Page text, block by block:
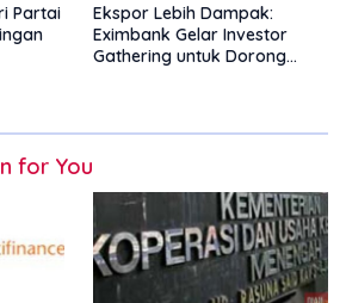
Partai
Ekspor Lebih Dampak:
Eximbank Gelar Investor
Gathering untuk Dorong
for You